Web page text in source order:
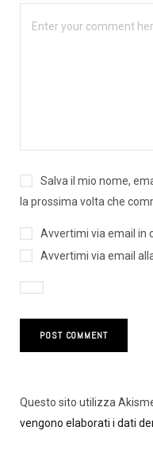
Salva il mio nome,
la prossima volta che
Avvertimi via email in
Avvertimi via email
Questo sito utilizza
vengono elaborati i dati